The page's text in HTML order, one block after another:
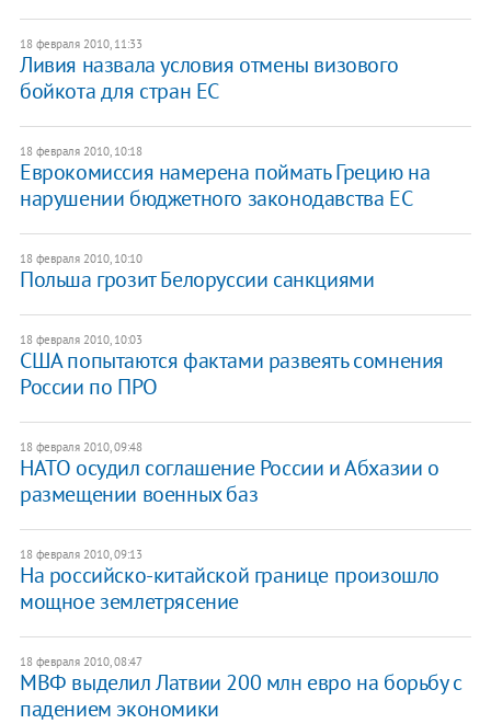
18 февраля 2010, 11:33
Ливия назвала условия отмены визового
бойкота для стран ЕС
18 февраля 2010, 10:18
Еврокомиссия намерена поймать Грецию на
нарушении бюджетного законодавства ЕС
18 февраля 2010, 10:10
Польша грозит Белоруссии санкциями
18 февраля 2010, 10:03
США попытаются фактами развеять сомнения
России по ПРО
18 февраля 2010, 09:48
НАТО осудил соглашение России и Абхазии о
размещении военных баз
18 февраля 2010, 09:13
На российско-китайской границе произошло
мощное землетрясение
18 февраля 2010, 08:47
МВФ выделил Латвии 200 млн евро на борьбу с
падением экономики